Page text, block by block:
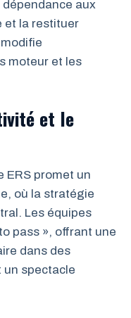
aux
et la restituer
moteur et les
et le
ERS promet un
où la stratégie
Les équipes
pass », offrant une
dans des
spectacle